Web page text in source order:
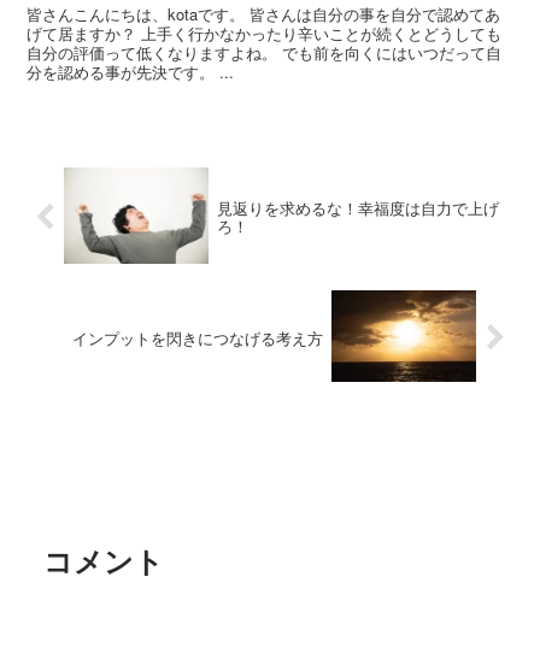
皆さんこんにちは、kotaです。 皆さんは自分の事を自分で認めてあ
げて居ますか？ 上手く行かなかったり辛いことが続くとどうしても
自分の評価って低くなりますよね。 でも前を向くにはいつだって自
分を認める事が先決です。 ...
見返りを求めるな！幸福度は自力で上げ
ろ！
インプットを閃きにつなげる考え方
コメント